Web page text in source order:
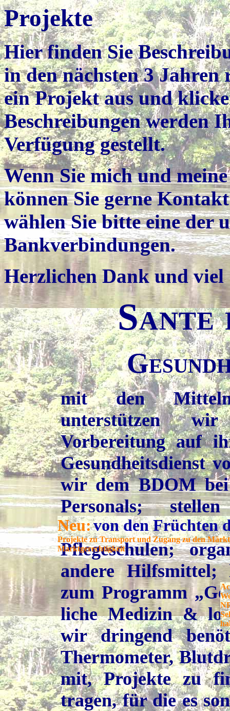
Neu:von den Früchten
Projekte zu Transport und Zugang zu den
Marktgerechtigkeit
Projekte
Hier finden Sie
in den nächsten 3 Jahren
ein Projekt aus und
Beschreibungen werden
Verfügung gestellt.
Wenn Sie mich und
können Sie gerne
wählen Sie bitte eine der
Bankverbindungen.
Herzlichen Dank und viel
Sante
mit den Mitteln
unterstützen
Vorbereitung auf
Gesundheitsdienst
wir dem BDOM
Personals;
Lehrmaterial
Pflegeschulen;
andere
zum Programm
liche Medizin &
wir dringend
Thermometer,
mit, Projekte zu
tragen, für die es